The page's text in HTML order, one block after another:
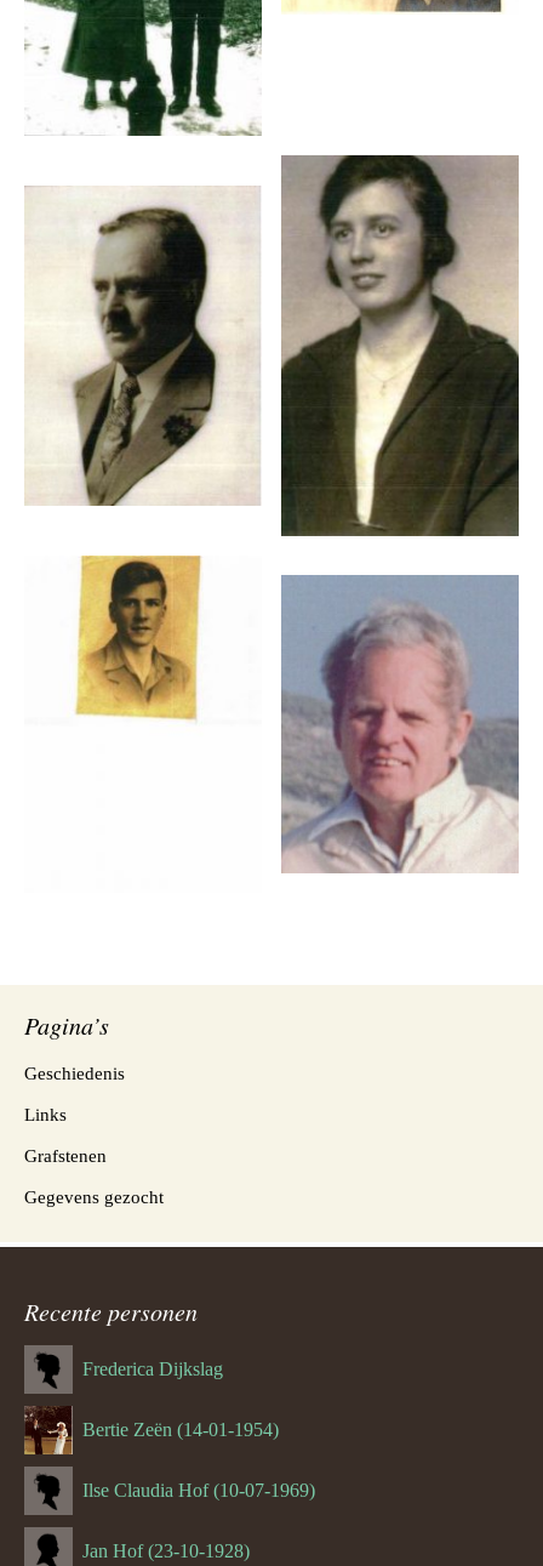
Pagina’s
Geschiedenis
Links
Grafstenen
Gegevens gezocht
Recente personen
Frederica Dijkslag
Bertie Zeën (14-01-1954)
Ilse Claudia Hof (10-07-1969)
Jan Hof (23-10-1928)